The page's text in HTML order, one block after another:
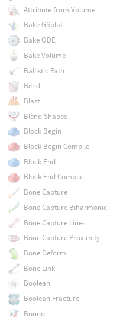
Attribute from Volume
Bake GSplat
Bake ODE
Bake Volume
Ballistic Path
Bend
Blast
Blend Shapes
Block Begin
Block Begin Compile
Block End
Block End Compile
Bone Capture
Bone Capture Biharmonic
Bone Capture Lines
Bone Capture Proximity
Bone Deform
Bone Link
Boolean
Boolean Fracture
Bound